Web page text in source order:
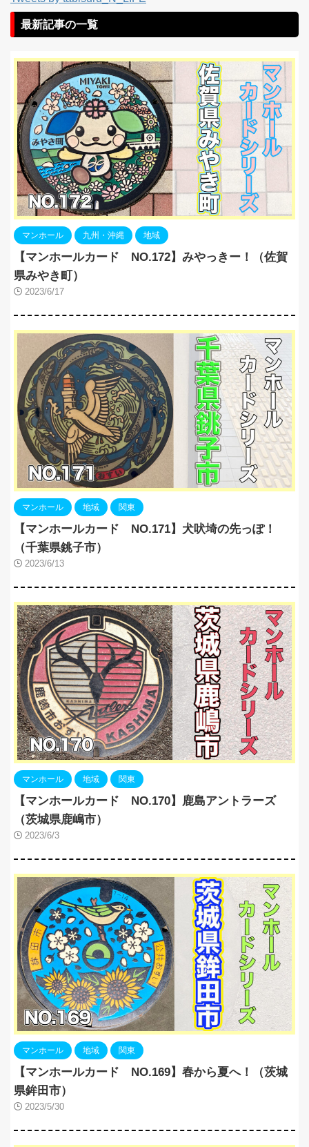
最新記事の一覧
マンホール 九州・沖縄 地域
【マンホールカード NO.172】みやっきー！（佐賀
県みやき町）
2023/6/17
マンホール 地域 関東
【マンホールカード NO.171】犬吠埼の先っぽ！
（千葉県銚子市）
2023/6/13
マンホール 地域 関東
【マンホールカード NO.170】鹿島アントラーズ
（茨城県鹿嶋市）
2023/6/3
マンホール 地域 関東
【マンホールカード NO.169】春から夏へ！（茨城
県鉾田市）
2023/5/30